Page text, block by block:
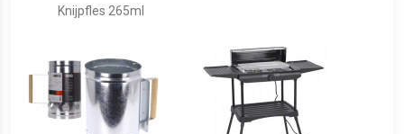
Knijpfles 265ml